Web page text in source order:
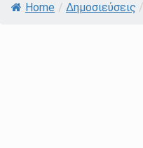
Home / Δημοσιεύσεις /